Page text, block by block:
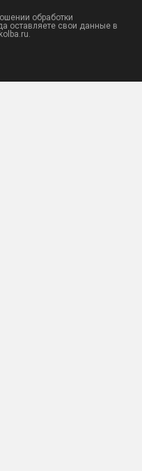
обработки
оставляете свои данные в